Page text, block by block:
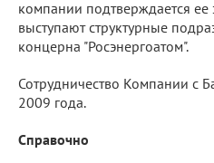
компании подтверждается
выступают структурные
концерна "Росэнергоатом".
Сотрудничество Компании с
2009 года.
Справочно